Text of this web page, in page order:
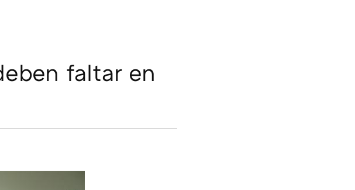
faltar en